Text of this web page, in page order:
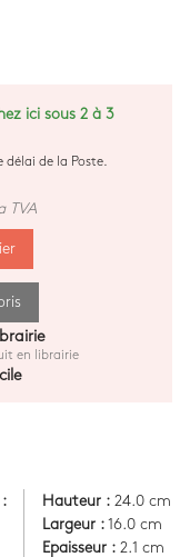
ici sous 2 à 3
de la Poste.
TVA
en librairie
:
Hauteur :24.0 cm
Largeur :16.0 cm
Epaisseur :2.1 cm